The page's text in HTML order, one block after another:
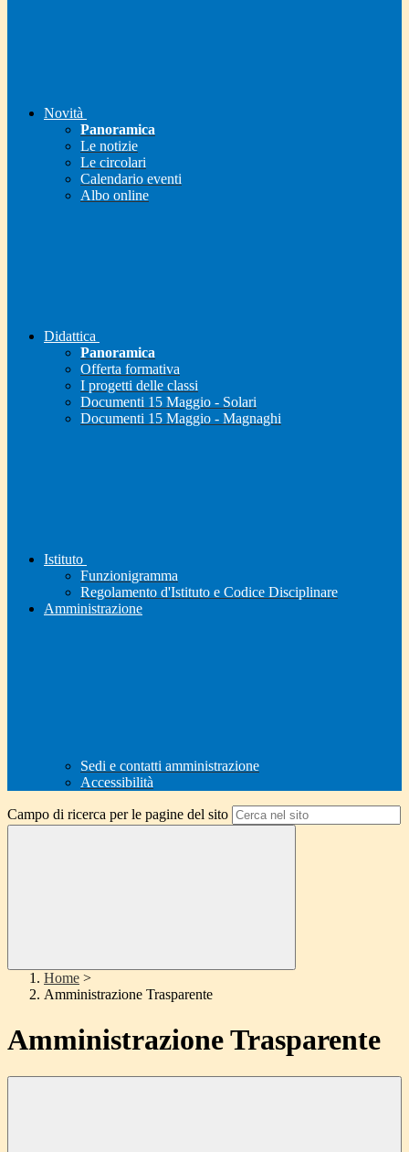
Novità
Panoramica
Le notizie
Le circolari
Calendario eventi
Albo online
Didattica
Panoramica
Offerta formativa
I progetti delle classi
Documenti 15 Maggio - Solari
Documenti 15 Maggio - Magnaghi
Istituto
Funzionigramma
Regolamento d'Istituto e Codice Disciplinare
Amministrazione
Sedi e contatti amministrazione
Accessibilità
Campo di ricerca per le pagine del sito
Home >
Amministrazione Trasparente
Amministrazione Trasparente